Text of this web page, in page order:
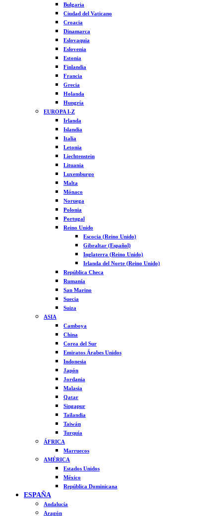
Bulgaria
Ciudad del Vaticano
Croacia
Dinamarca
Eslovaquia
Eslovenia
Estonia
Finlandia
Francia
Grecia
Holanda
Hungría
EUROPA I-Z
Irlanda
Islandia
Italia
Letonia
Liechtenstein
Lituania
Luxemburgo
Malta
Mónaco
Noruega
Polonia
Portugal
Reino Unido
Escocia (Reino Unido)
Gibraltar (Español)
Inglaterra (Reino Unido)
Irlanda del Norte (Reino Unido)
República Checa
Rumanía
San Marino
Suecia
Suiza
ASIA
Camboya
China
Corea del Sur
Emiratos Árabes Unidos
Indonesia
Japón
Jordania
Malasia
Qatar
Singapur
Tailandia
Taiwán
Turquía
ÁFRICA
Marruecos
AMÉRICA
Estados Unidos
México
República Dominicana
ESPAÑA
Andalucía
Aragón